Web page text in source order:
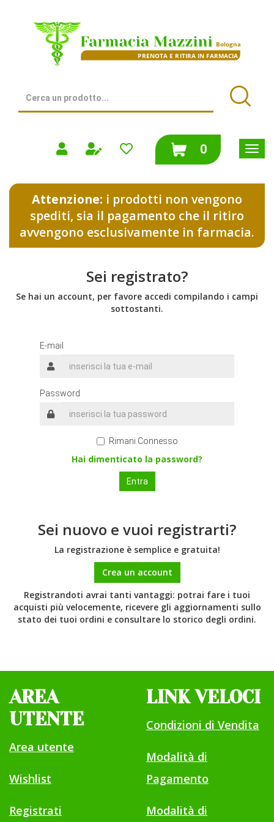
contenuto
Farmacia
Prodotto
0prodotti
inseriti
Attenzione: i prodotti non vengono
spediti, sia il pagamento che il ritiro
avvengono esclusivamente in farmacia.
Sei registrato?
Se hai un account, per favore accedi compilando i campi
sottostanti.
E-mail
Password
Rimani Connesso
Hai dimenticato la password?
Sei nuovo e vuoi registrarti?
La registrazione è semplice e gratuita!
Crea un account
Registrandoti avrai tanti vantaggi: potrai fare i tuoi
acquisti più velocemente, ricevere gli aggiornamenti sullo
stato dei tuoi ordini e consultare lo storico degli ordini.
AREA
UTENTE
Area utente
Wishlist
Registrati
LINK VELOCI
Condizioni di Vendita
Modalità di
Pagamento
Modalità di